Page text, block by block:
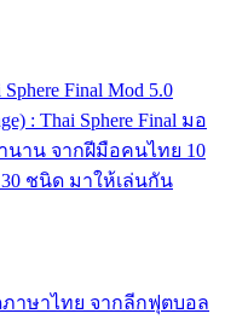
Final Mod 5.0
: Thai Sphere Final มอ
ำนาน จากฝีมือคนไทย 10
ชนิด มาให้เล่นกัน
ภาษาไทย จากลีกฟุตบอล